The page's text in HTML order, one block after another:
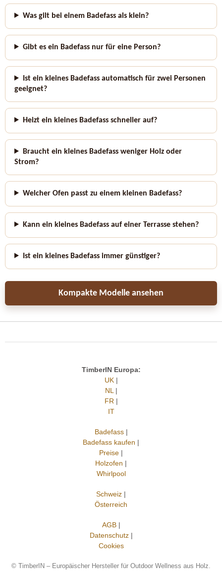
Was gilt bei einem Badefass als klein?
Gibt es ein Badefass nur für eine Person?
Ist ein kleines Badefass automatisch für zwei Personen
geeignet?
Heizt ein kleines Badefass schneller auf?
Braucht ein kleines Badefass weniger Holz oder
Strom?
Welcher Ofen passt zu einem kleinen Badefass?
Kann ein kleines Badefass auf einer Terrasse stehen?
Ist ein kleines Badefass immer günstiger?
Kompakte Modelle ansehen
TimberIN Europa:
UK|
NL|
FR|
IT
Badefass|
Badefass kaufen |
Preise |
Holzofen |
Whirlpool
Schweiz |
Österreich
AGB|
Datenschutz|
Cookies
© TimberIN – Europäischer Hersteller für Outdoor Wellness aus Holz.